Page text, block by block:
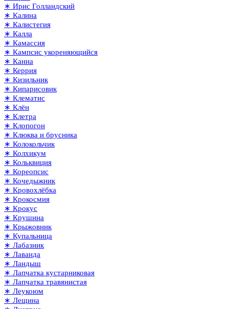
∗ Ирис Голландский
∗ Калина
∗ Калистегия
∗ Калла
∗ Камассия
∗ Кампсис укореняющийся
∗ Канна
∗ Керрия
∗ Кизильник
∗ Кипарисовик
∗ Клематис
∗ Клён
∗ Клетра
∗ Клопогон
∗ Клюква и брусника
∗ Колокольчик
∗ Колхикум
∗ Кольквиция
∗ Кореопсис
∗ Кочедыжник
∗ Кровохлёбка
∗ Крокосмия
∗ Крокус
∗ Крушина
∗ Крыжовник
∗ Купальница
∗ Лабазник
∗ Лаванда
∗ Ландыш
∗ Лапчатка кустарниковая
∗ Лапчатка травянистая
∗ Леукоюм
∗ Лещина